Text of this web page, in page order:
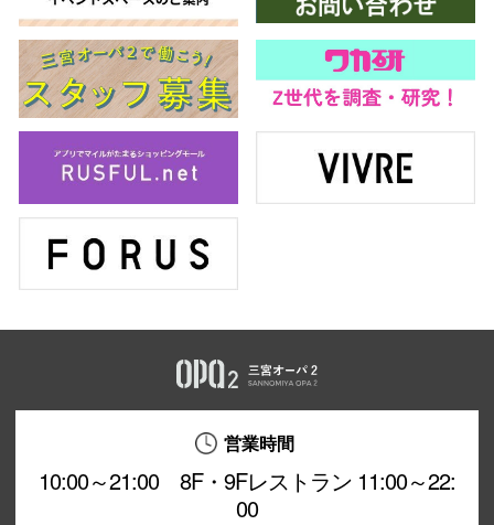
営業時間
10:00～21:00 8F・9Fレストラン 11:00～22:
00